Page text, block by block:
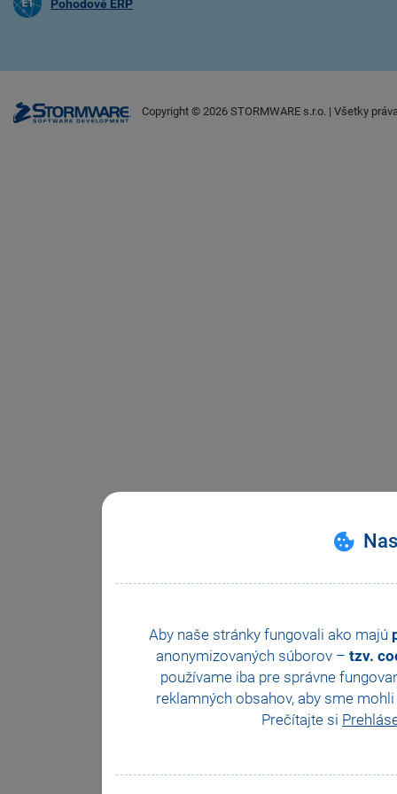
Aby naše stránky fungovali ako majú
anonymizovaných súborov – tzv.
používame iba pre správne
reklamných obsahov, aby sme
Prečítajte si
Pohodové ERP
Copyright © 2026 STORMWARE s.r.o. | Všetky